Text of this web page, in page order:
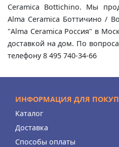
Ceramica Bottichino. Мы
Alma Ceramica Боттичино /
"Alma Ceramica Россия" в
доставкой на дом. По
телефону 8 495 740-34-66
ИНФОРМАЦИЯ ДЛЯ
Каталог
Доставка
Способы оплаты